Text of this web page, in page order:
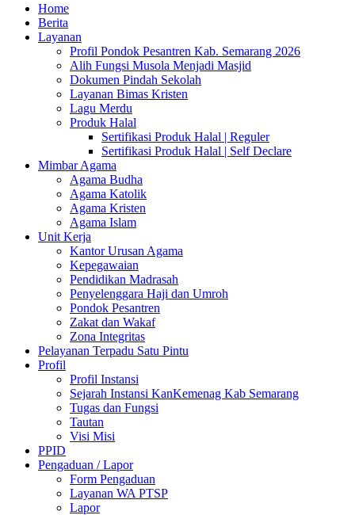
Home
Berita
Layanan
Profil Pondok Pesantren Kab. Semarang 2026
Alih Fungsi Musola Menjadi Masjid
Dokumen Pindah Sekolah
Layanan Bimas Kristen
Lagu Merdu
Produk Halal
Sertifikasi Produk Halal | Reguler
Sertifikasi Produk Halal | Self Declare
Mimbar Agama
Agama Budha
Agama Katolik
Agama Kristen
Agama Islam
Unit Kerja
Kantor Urusan Agama
Kepegawaian
Pendidikan Madrasah
Penyelenggara Haji dan Umroh
Pondok Pesantren
Zakat dan Wakaf
Zona Integritas
Pelayanan Terpadu Satu Pintu
Profil
Profil Instansi
Sejarah Instansi KanKemenag Kab Semarang
Tugas dan Fungsi
Tautan
Visi Misi
PPID
Pengaduan / Lapor
Form Pengaduan
Layanan WA PTSP
Lapor